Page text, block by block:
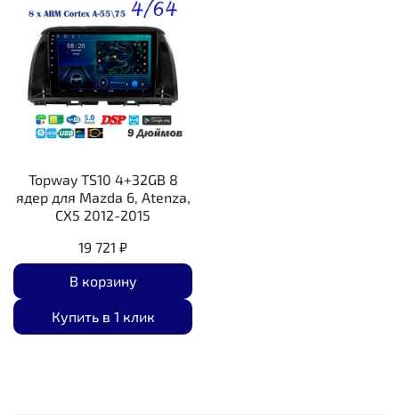
Topway TS10 4+32GB 8
ядер для Mazda 6, Atenza,
CX5 2012-2015
19 721 ₽
В корзину
Купить в 1 клик